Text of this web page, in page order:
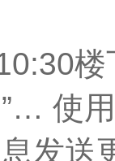
使
发送